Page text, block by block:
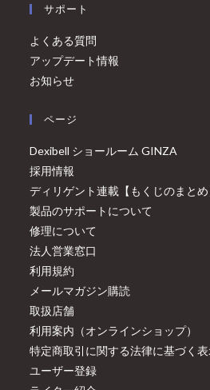
サポート
よくある質問
アップデート情報
お知らせ
ページ
Dexibell ショールーム GINZA
採用情報
ディリゲント連載【もくじのまとめ
製品のサポートについて
修理について
法人営業窓口
利用規約
メールマガジン購読
取扱店舗
利用案内（オンラインショップ）
特定商取引に関する法律に基づく
ユーザー登録